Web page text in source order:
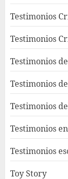
Testimonios
Testimonios
Testimonios
Testimonios
Testimonios
Testimonios
Testimonios
Toy Story